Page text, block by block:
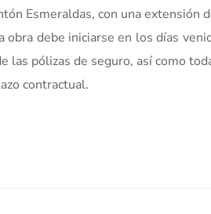
Esmeraldas, con una
debe iniciarse en los días
las pólizas de seguro, así como
contractual.